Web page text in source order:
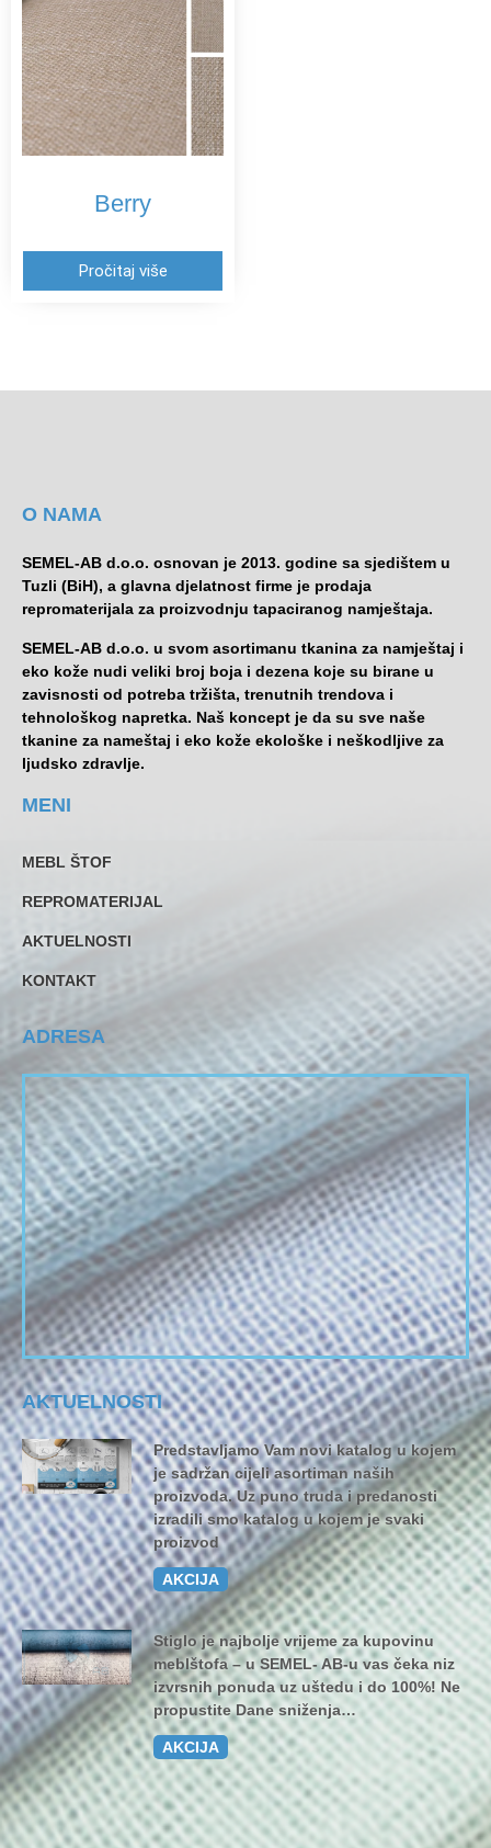
Berry
Pročitaj više
O NAMA
SEMEL-AB d.o.o. osnovan je 2013. godine sa sjedištem u
Tuzli (BiH), a glavna djelatnost firme je prodaja
repromaterijala za proizvodnju tapaciranog namještaja.
SEMEL-AB d.o.o. u svom asortimanu tkanina za namještaj i
eko kože nudi veliki broj boja i dezena koje su birane u
zavisnosti od potreba tržišta, trenutnih trendova i
tehnološkog napretka. Naš koncept je da su sve naše
tkanine za nameštaj i eko kože ekološke i neškodljive za
ljudsko zdravlje.
MENI
MEBL ŠTOF
REPROMATERIJAL
AKTUELNOSTI
KONTAKT
ADRESA
AKTUELNOSTI
Predstavljamo Vam novi katalog u kojem
je sadržan cijeli asortiman naših
proizvoda. Uz puno truda i predanosti
izradili smo katalog u kojem je svaki
proizvod
AKCIJA
Stiglo je najbolje vrijeme za kupovinu
meblštofa – u SEMEL- AB-u vas čeka niz
izvrsnih ponuda uz uštedu i do 100%! Ne
propustite Dane sniženja…
AKCIJA